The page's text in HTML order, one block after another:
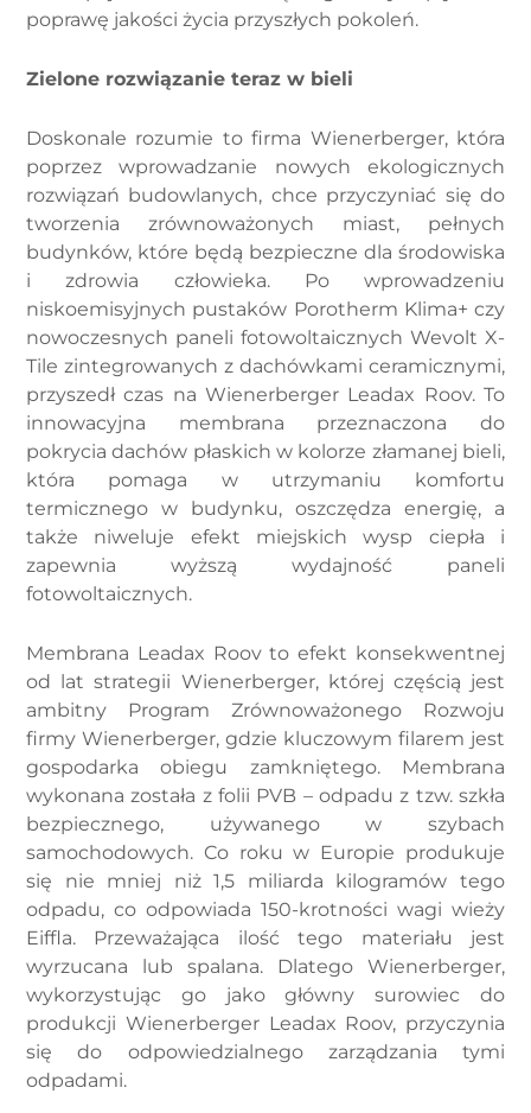
poprawę jakości życia przyszłych pokoleń.
Zielone rozwiązanie teraz w bieli
Doskonale rozumie to firma Wienerberger, która
poprzez wprowadzanie nowych ekologicznych
rozwiązań budowlanych, chce przyczyniać się do
tworzenia zrównoważonych miast, pełnych
budynków, które będą bezpieczne dla środowiska
i zdrowia człowieka. Po wprowadzeniu
niskoemisyjnych pustaków Porotherm Klima+ czy
nowoczesnych paneli fotowoltaicznych Wevolt X-
Tile zintegrowanych z dachówkami ceramicznymi,
przyszedł czas na Wienerberger Leadax Roov. To
innowacyjna membrana przeznaczona do
pokrycia dachów płaskich w kolorze złamanej bieli,
która pomaga w utrzymaniu komfortu
termicznego w budynku, oszczędza energię, a
także niweluje efekt miejskich wysp ciepła i
zapewnia wyższą wydajność paneli
fotowoltaicznych.
Membrana Leadax Roov to efekt konsekwentnej
od lat strategii Wienerberger, której częścią jest
ambitny Program Zrównoważonego Rozwoju
firmy Wienerberger, gdzie kluczowym filarem jest
gospodarka obiegu zamkniętego. Membrana
wykonana została z folii PVB – odpadu z tzw. szkła
bezpiecznego, używanego w szybach
samochodowych. Co roku w Europie produkuje
się nie mniej niż 1,5 miliarda kilogramów tego
odpadu, co odpowiada 150-krotności wagi wieży
Eiffla. Przeważająca ilość tego materiału jest
wyrzucana lub spalana. Dlatego Wienerberger,
wykorzystując go jako główny surowiec do
produkcji Wienerberger Leadax Roov, przyczynia
się do odpowiedzialnego zarządzania tymi
odpadami.